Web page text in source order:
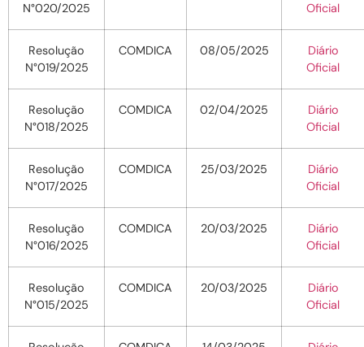
N°020/2025
Oficial
Resolução
N°019/2025
COMDICA 08/05/2025
Diário
Oficial
Resolução
N°018/2025
COMDICA 02/04/2025
Diário
Oficial
Resolução
N°017/2025
COMDICA 25/03/2025
Diário
Oficial
Resolução
N°016/2025
COMDICA 20/03/2025
Diário
Oficial
Resolução
N°015/2025
COMDICA 20/03/2025
Diário
Oficial